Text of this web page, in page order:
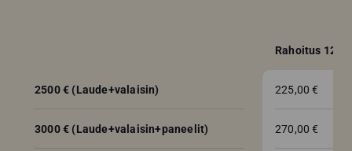
Rahoitus 12 kk
2500 € (Laude+valaisin) 225,00 €
3000 € (Laude+valaisin+paneelit) 270,00 €